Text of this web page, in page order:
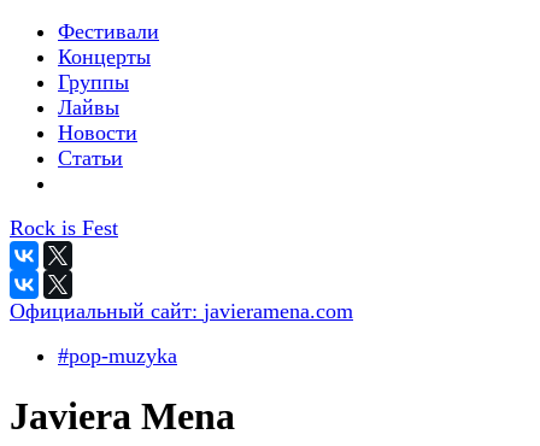
Фестивали
Концерты
Группы
Лайвы
Новости
Статьи
Rock is Fest
Официальный сайт: javieramena.com
#pop-muzyka
Javiera Mena